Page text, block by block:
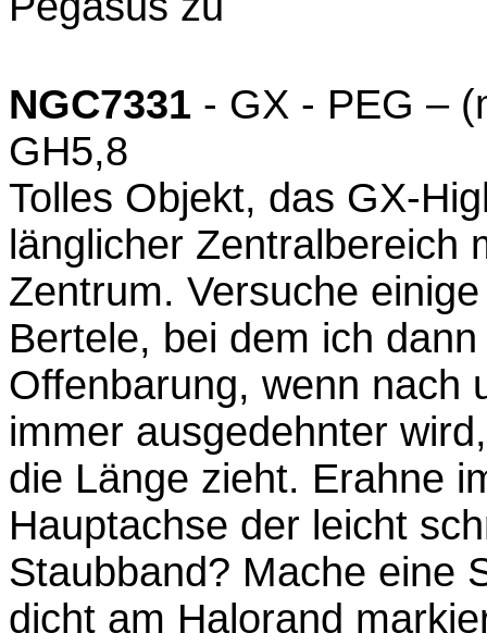
NGC7331 - GX - PEG –
GH5,8
Tolles Objekt, das GX-
länglicher Zentralbereich
Zentrum. Versuche
Bertele, bei dem ich
Offenbarung, wenn nach
immer ausgedehnter
die Länge zieht. Erahne
Hauptachse der leicht
Staubband? Mache eine
dicht am Halorand